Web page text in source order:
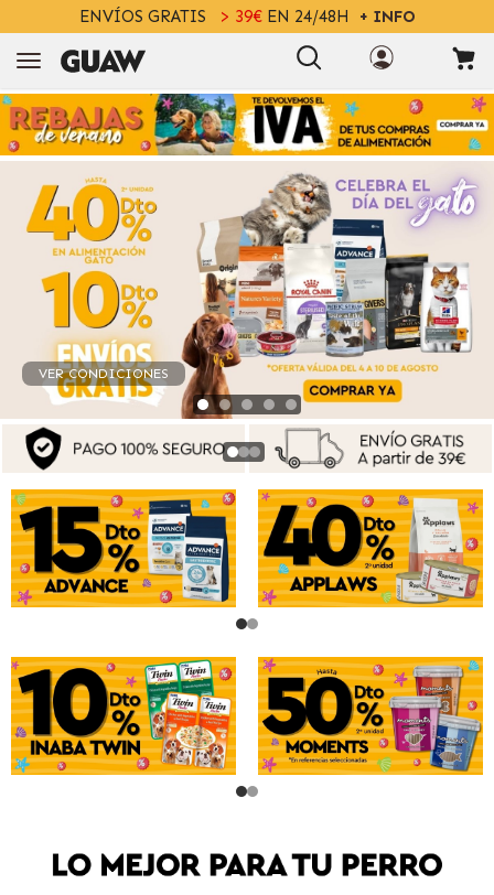
ENVÍOS GRATIS > 39€EN 24/48H + INFO
VER CONDICIONES